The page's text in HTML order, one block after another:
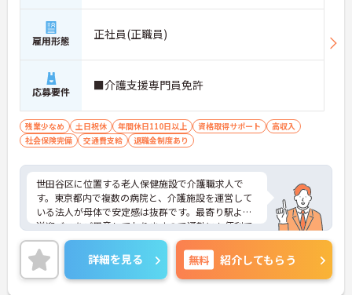
雇用形態 正社員(正職員)
応募要件 ■介護支援専門員免許
残業少なめ 土日祝休 年間休日110日以上 資格取得サポート
高収入
社会保険完備
交通費支給 退職金制度あり
世田谷区に位置する老人保健施設で介護職求人で
す。東京都内で複数の病院と、介護施設を運営して
いる法人が母体で安定感は抜群です。最寄り駅より
送迎バスをご用意しておりますので通勤にも便利で
す。周辺は閑静な住宅街で、近くには砧公園があり
ますので、落ち着いた環境でご勤務いただけます。
有給は法人全体で取得をバックアップしてくれるの
で、みんな100%取得しています。残業はほとんど
詳細を見る 無料 紹介してもらう